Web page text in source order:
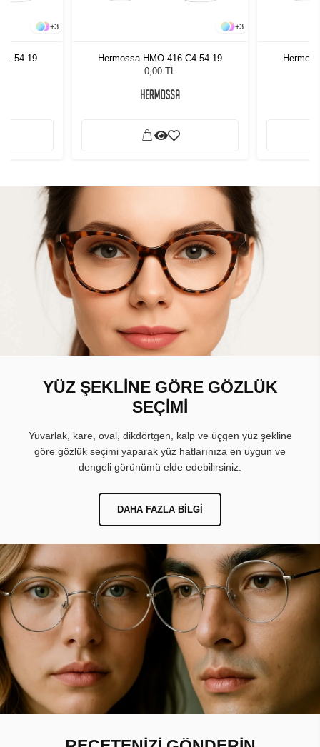
+3
54 19
+3
Hermossa HMO 416 C4 54 19
0,00 TL
YÜZ ŞEKLİNE GÖRE GÖZLÜK
SEÇİMİ
Yuvarlak, kare, oval, dikdörtgen, kalp ve üçgen yüz şekline
göre gözlük seçimi yaparak yüz hatlarınıza en uygun ve
dengeli görünümü elde edebilirsiniz.
DAHA FAZLA BILGI